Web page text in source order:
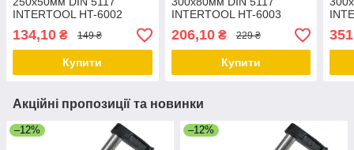
INTERTOOL HT-6002
134,10 ₴ 149 ₴
Купити
INTERTOOL HT-6003
206,10₴ 229 ₴
Купити
Акційні пропозиції та новинки
–12% –12%